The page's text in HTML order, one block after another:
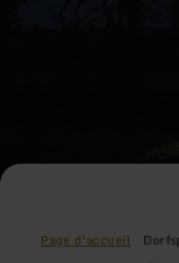
Page d'accueil